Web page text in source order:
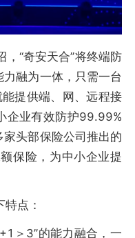
“奇安天合”将终端防
融为一体，只需一台
提供端、网、远程接
企业有效防护99.99%
头部保险公司推出的
保险，为中小企业提
点：
＞3”的能力融合，一